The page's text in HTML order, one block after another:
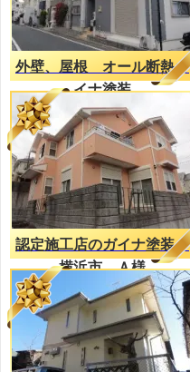
外壁、屋根 オール断熱ガ
イナ塗装
認定施工店のガイナ塗装
横浜市 Ａ様